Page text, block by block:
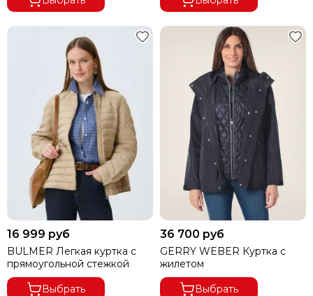
16 999 руб
BULMER Легкая куртка с
прямоугольной стежкой
Выбрать
36 700 руб
GERRY WEBER Куртка с
жилетом
Выбрать